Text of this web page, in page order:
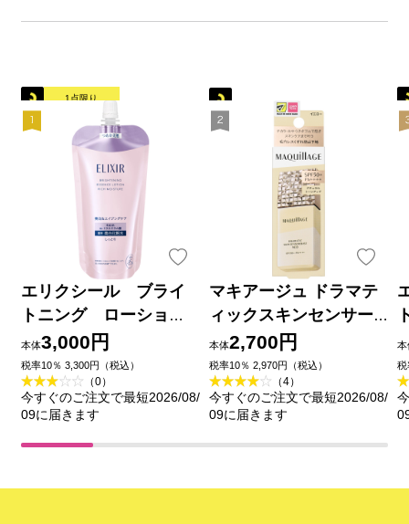
1点限り
エリクシール ブライ
トニング ローショ
ン しっとりタイプ
ｃａ （つめかえ用）
１５０ｍｌ 資生堂 (医薬
部外品)
本体3,000円
税率10％ 3,300円（税込）
（0）
今すぐのご注文で最短2026/08/
09に届きます
マキアージュ ドラマテ
ィックスキンセンサー
ベース ＮＥＯ イエロー
２５ｍｌ 資生堂
本体2,700円
税率10％ 2,970円（税込）
（4）
今すぐのご注文で最短2026/08/
09に届きます
(
本
税